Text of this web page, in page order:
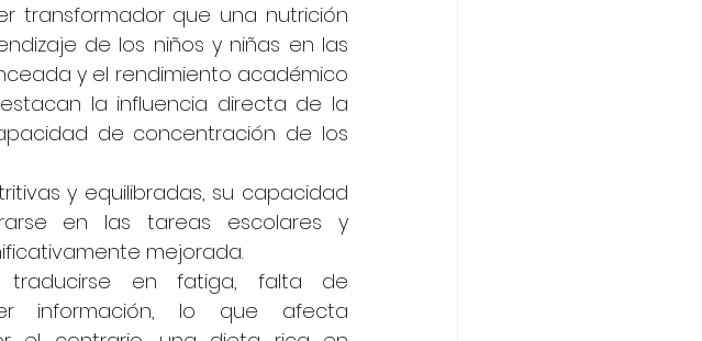
transformador que una nutrición
de los niños y niñas en las
y el rendimiento académico
la influencia directa de la
de concentración de los
y equilibradas, su capacidad
en las tareas escolares y
mejorada.
traducirse en fatiga, falta de
información, lo que afecta